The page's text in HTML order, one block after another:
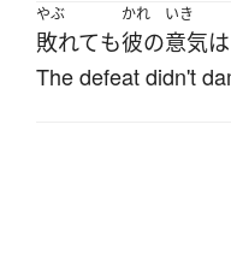
やぶ
敗れても
かれ
彼の
いき
意気は
The defeat didn't